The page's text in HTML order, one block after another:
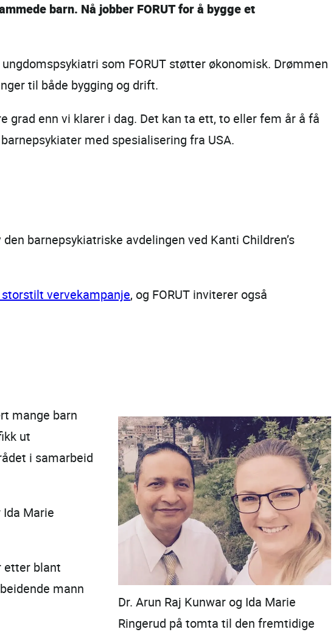
barn. Nå jobber FORUT for å bygge et
som FORUT støtter økonomisk. Drømmen
til både bygging og drift.
grad enn vi klarer i dag. Det kan ta ett, to eller fem år å få
med spesialisering fra USA.
barnepsykiatriske avdelingen ved Kanti Children’s
storstilt vervekampanje, og FORUT inviterer også
Dr. Arun Raj Kunwar og Ida Marie
Ringerud på tomta til den fremtidige
mange barn
ut
i samarbeid
Marie
etter blant
mann